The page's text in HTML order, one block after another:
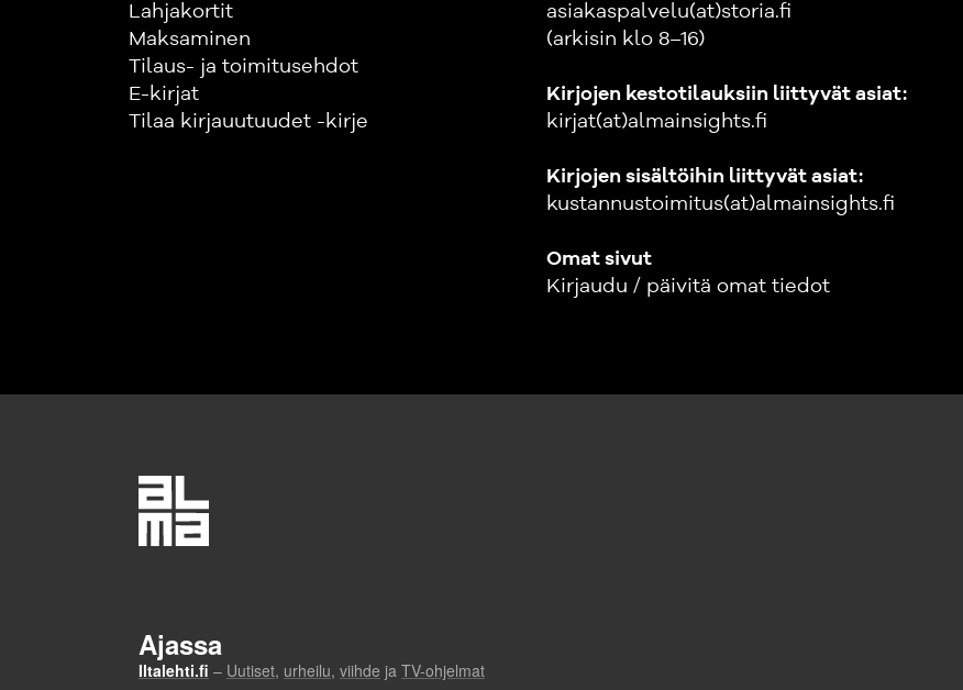
Lahjakortit
Maksaminen
Tilaus- ja toimitusehdot
E-kirjat
Tilaa kirjauutuudet -kirje
asiakaspalvelu(at)storia.fi
(arkisin klo 8–16)
Kirjojen kestotilauksiin liittyvät asiat:
kirjat(at)almainsights.fi
Kirjojen sisältöihin liittyvät asiat:
kustannustoimitus(at)almainsights.fi
Omat sivut
Kirjaudu / päivitä omat tiedot